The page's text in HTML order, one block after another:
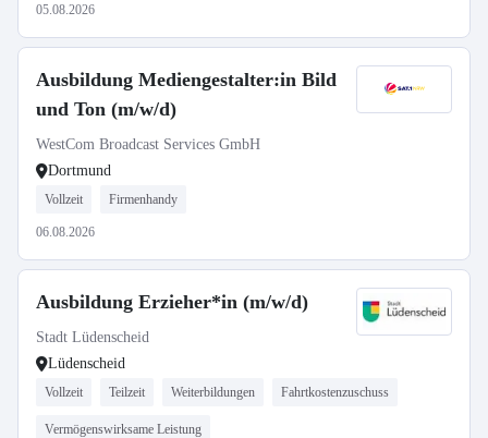
05.08.2026
Ausbildung Mediengestalter:in Bild
und Ton (m/w/d)
WestCom Broadcast Services GmbH
Dortmund
Vollzeit Firmenhandy
06.08.2026
Ausbildung Erzieher*in (m/w/d)
Stadt Lüdenscheid
Lüdenscheid
Vollzeit Teilzeit Weiterbildungen Fahrtkostenzuschuss
Vermögenswirksame Leistung